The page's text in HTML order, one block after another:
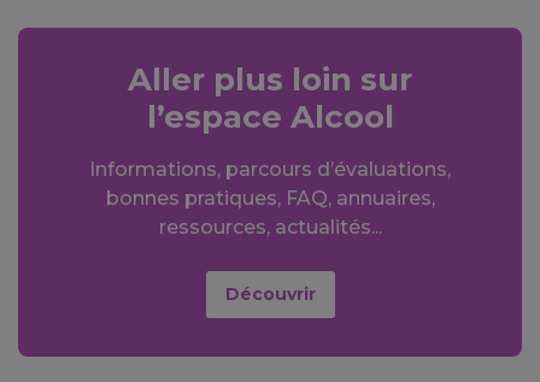
Aller plus loin sur
l’espace Alcool
Informations, parcours d’évaluations,
bonnes pratiques, FAQ, annuaires,
ressources, actualités...
Découvrir